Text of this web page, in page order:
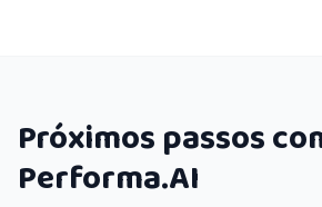
Próximos passos
Performa.AI